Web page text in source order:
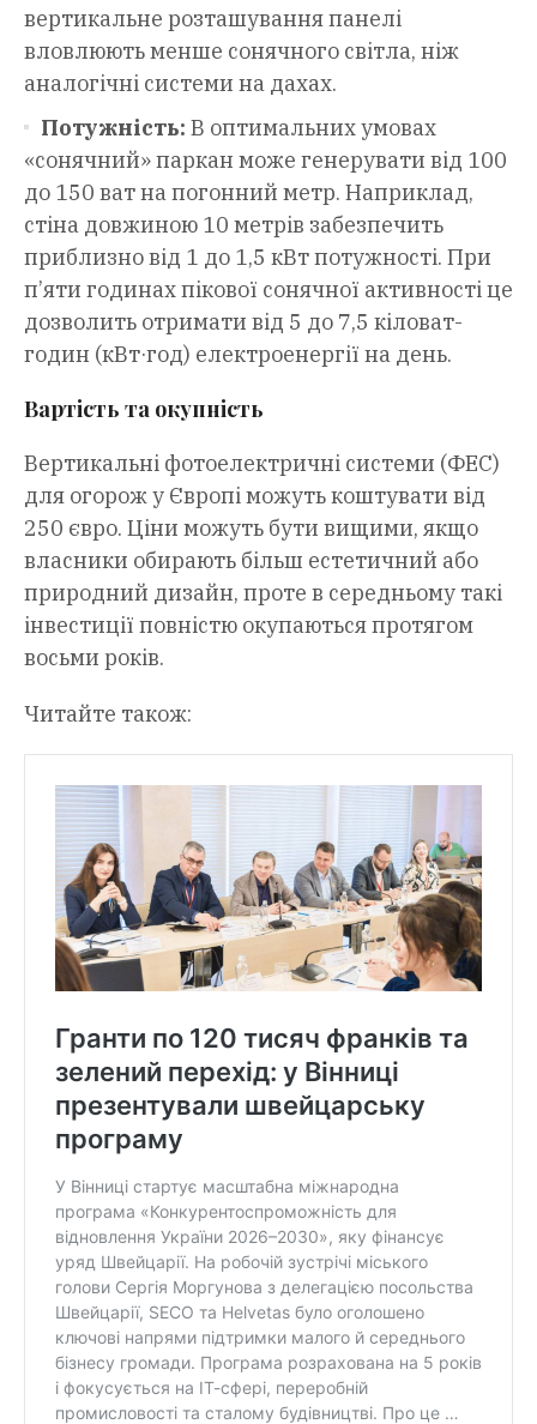
вертикальне розташування панелі
вловлюють менше сонячного світла, ніж
аналогічні системи на дахах.
Потужність: В оптимальних умовах
«сонячний» паркан може генерувати від 100
до 150 ват на погонний метр. Наприклад,
стіна довжиною 10 метрів забезпечить
приблизно від 1 до 1,5 кВт потужності. При
п’яти годинах пікової сонячної активності це
дозволить отримати від 5 до 7,5 кіловат-
годин (кВт·год) електроенергії на день.
Вартість та окупність
Вертикальні фотоелектричні системи (ФЕС)
для огорож у Європі можуть коштувати від
250 євро. Ціни можуть бути вищими, якщо
власники обирають більш естетичний або
природний дизайн, проте в середньому такі
інвестиції повністю окупаються протягом
восьми років.
Читайте також: